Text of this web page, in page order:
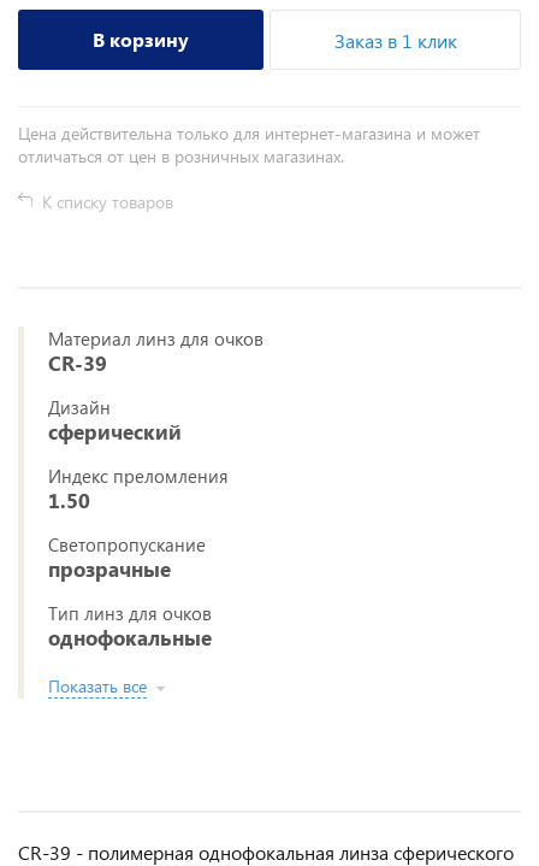
В корзину Заказ в 1 клик
Цена действительна только для интернет-магазина и может
отличаться от цен в розничных магазинах.
К списку товаров
Материал линз для очков
CR-39
Дизайн
сферический
Индекс преломления
1.50
Светопропускание
прозрачные
Тип линз для очков
однофокальные
Показать все
CR-39 - полимерная однофокальная линза сферического